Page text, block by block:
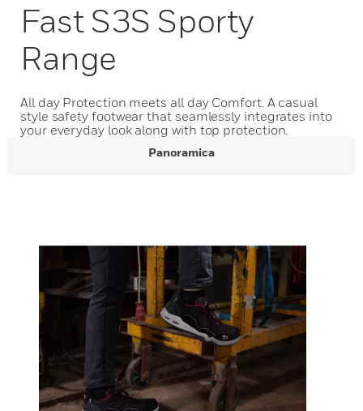
Fast S3S Sporty
Range
All day Protection meets all day Comfort. A casual
style safety footwear that seamlessly integrates into
your everyday look along with top protection.
Panoramica